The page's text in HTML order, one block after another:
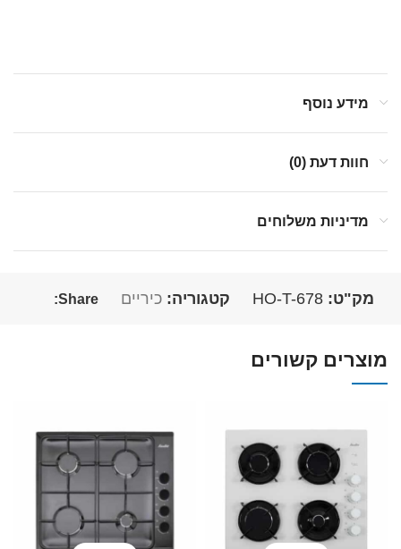
מידע נוסף
חוות דעת (0)
מדיניות משלוחים
מק"ט:HO-T-678 קטגוריה: כיריים Share:
מוצרים קשורים